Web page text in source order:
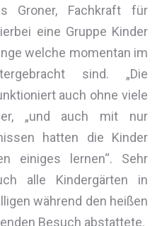
Groner, Fachkraft für
eine Gruppe Kinder
welche momentan im
sind. „Die
auch ohne viele
„und auch mit nur
hatten die Kinder
einiges lernen“. Sehr
alle Kindergärten in
während den heißen
Besuch abstattete.